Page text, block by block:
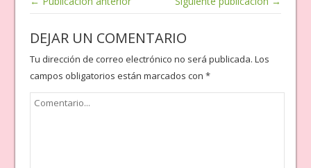
DEJAR UN COMENTARIO
Tu dirección de correo electrónico no será publicada. Los
campos obligatorios están marcados con *